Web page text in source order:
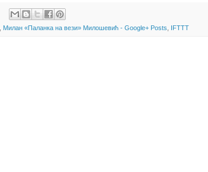
Милан «Паланка на вези» Милошевић - Google+ Posts IFTTT